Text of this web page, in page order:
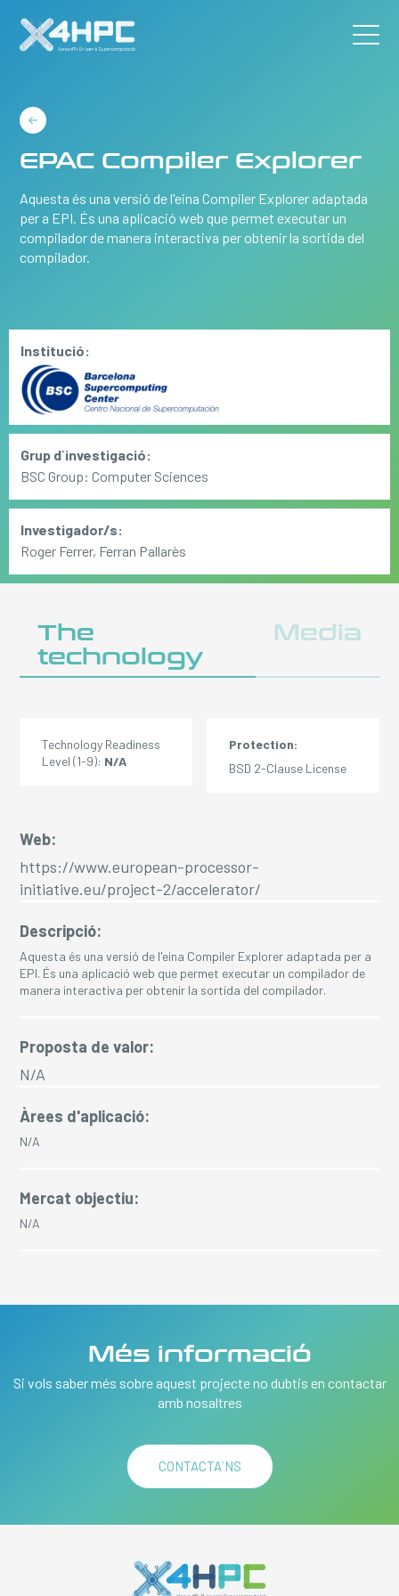
EPAC Compiler Explorer
Aquesta és una versió de l'eina Compiler Explorer adaptada
per a EPI. És una aplicació web que permet executar un
compilador de manera interactiva per obtenir la sortida del
compilador.
Institució:
Grup d´investigació:
BSC Group: Computer Sciences
Investigador/s:
Roger Ferrer, Ferran Pallarès
The
technology
Media
Web:
https://www.european-processor-
initiative.eu/project-2/accelerator/
Descripció:
Aquesta és una versió de l'eina Compiler Explorer adaptada per a
EPI. És una aplicació web que permet executar un compilador de
manera interactiva per obtenir la sortida del compilador.
Proposta de valor:
N/A
Àrees d'aplicació:
N/A
Mercat objectiu:
N/A
Technology Readiness
Level (1-9): N/A
Protection:
BSD 2-Clause License
Més informació
Si vols saber més sobre aquest projecte no dubtis en contactar
amb nosaltres
CONTACTA´NS